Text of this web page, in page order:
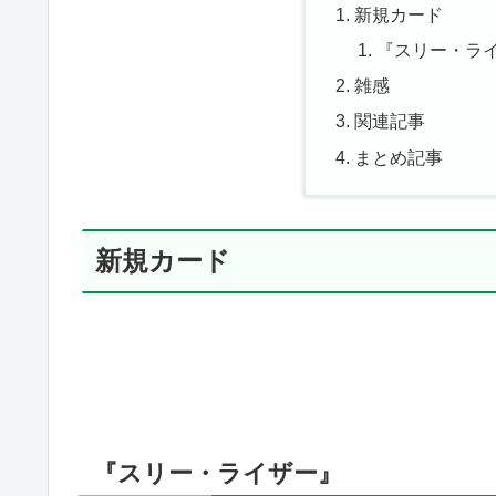
新規カード
『スリー・ラ
雑感
関連記事
まとめ記事
新規カード
『スリー・ライザー』